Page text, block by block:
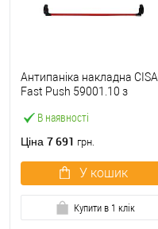
В наявності
Антипаніка накладна CISA
Fast Push 59001.10 з
мм червона
Ціна 7 691 грн.
У кошик
Купити в 1 клік